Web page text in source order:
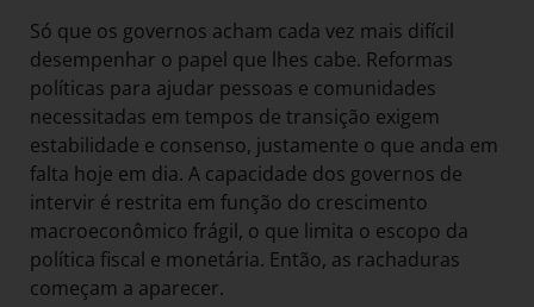
Só que os governos acham cada vez mais difícil
desempenhar o papel que lhes cabe. Reformas
políticas para ajudar pessoas e comunidades
necessitadas em tempos de transição exigem
estabilidade e consenso, justamente o que anda em
falta hoje em dia. A capacidade dos governos de
intervir é restrita em função do crescimento
macroeconômico frágil, o que limita o escopo da
política fiscal e monetária. Então, as rachaduras
começam a aparecer.